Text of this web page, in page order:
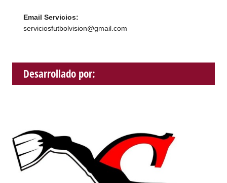
Email Servicios:
serviciosfutbolvision@gmail.com
Desarrollado por: